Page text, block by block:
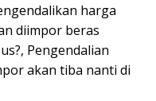
harga
diimpor beras
Pengendalian
akan tiba nanti di